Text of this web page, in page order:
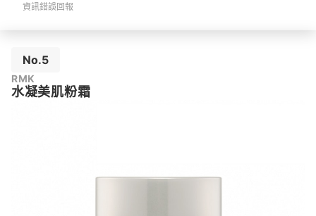
資訊錯誤回報
No.5
RMK
水凝美肌粉霜